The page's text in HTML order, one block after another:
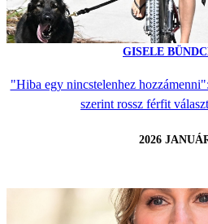
GISELE
"Hiba egy nincstelenhez
szerint rossz férfit
2026